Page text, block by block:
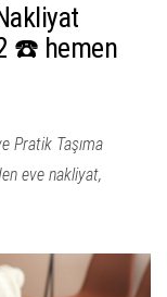
☎️ hemen
Pratik Taşıma
eve nakliyat,